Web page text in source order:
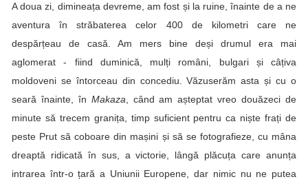
A doua zi, dimineața devreme, am fost și la ruine, înainte de a ne
aventura în străbaterea celor 400 de kilometri care ne
despărțeau de casă. Am mers bine deși drumul era mai
aglomerat - fiind duminică, mulți români, bulgari și câțiva
moldoveni se întorceau din concediu. Văzuserăm asta și cu o
seară înainte, în Makaza, când am așteptat vreo douăzeci de
minute să trecem granița, timp suficient pentru ca niște frați de
peste Prut să coboare din mașini și să se fotografieze, cu mâna
dreaptă ridicată în sus, a victorie, lângă plăcuța care anunța
intrarea într-o țară a Uniunii Europene, dar nimic nu ne putea